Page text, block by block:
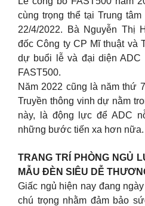
cùng trọng thể tại Trung
22/4/2022. Bà Nguyễn Thị
đốc Công ty CP Mĩ thuật và
dự buổi lễ và đại diện ADC
FAST500.
Năm 2022 cũng là năm thứ
Truyền thông vinh dự nằm
này, là động lực để ADC
những bước tiến xa hơn nữa.
TRANG TRÍ PHÒNG NGỦ
MẪU ĐÈN SIÊU DỄ
Giấc ngủ hiện nay đang
chú trọng nhằm đảm bảo